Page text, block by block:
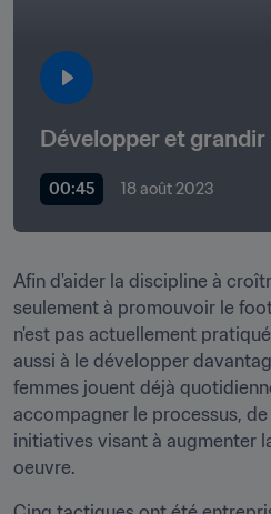
Développer et grandir
00:45 18 août 2023
Afin d'aider la discipline à
seulement à promouvoir le
n'est pas actuellement
aussi à le développer
femmes jouent déjà
accompagner le processus,
initiatives visant à augmenter
oeuvre.